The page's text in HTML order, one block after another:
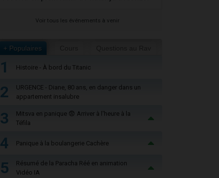
Voir tous les événements à venir
+ Populaires
1 Histoire - À bord du Titanic
2
URGENCE - Diane, 80 ans, en danger dans un
appartement insalubre
3
Mitsva en panique 😨 Arriver à l'heure à la
Téfila
4 Panique à la boulangerie Cachère
5
Résumé de la Paracha Réé en animation
Vidéo IA